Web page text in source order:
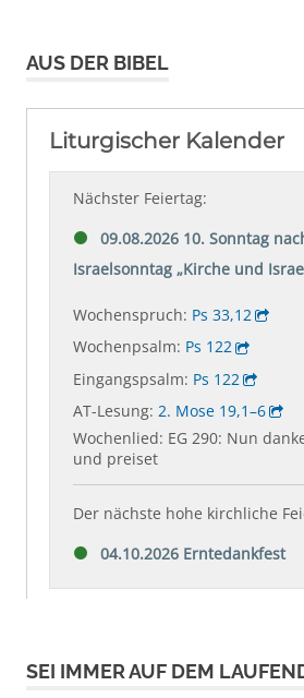
AUS DER BIBEL
SEI IMMER AUF DEM